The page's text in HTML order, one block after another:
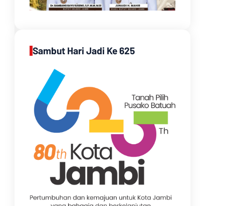
Sambut Hari Jadi Ke 625